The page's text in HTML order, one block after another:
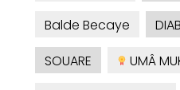
Balde Becaye
SOUARE
UMÂ